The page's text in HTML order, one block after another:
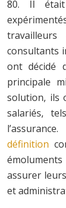
80. Il
consultants
ont décidé
principale
solution, ils
salariés,
définition
assurer
et